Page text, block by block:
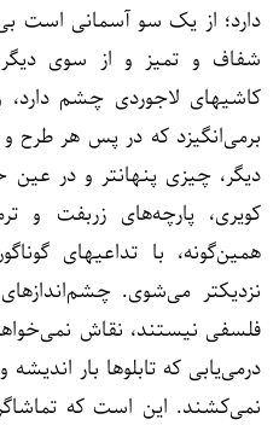
دارد؛ از یک سو آسمانی است
شفاف و تمیز و از سوی
کاشیهای لاجوردی چشم دارد،
برمی‌انگیزد که در پس هر طرح
دیگر، چیزی پنهانتر و در عین
کویری، پارچه‌های زربفت و
همین‌گونه، با تداعیهای
نزدیکتر می‌شوی.
فلسفی نیستند، نقاش
درمی‌یابی که تابلوها بار
نمی‌کشند. این است که تماشاگر